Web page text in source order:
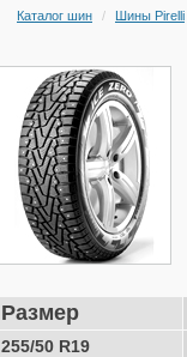
Каталог шин Шины Pirelli
Размер
255/50 R19